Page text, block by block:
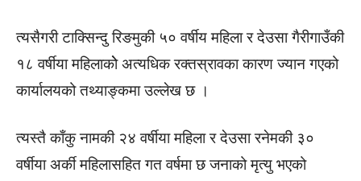
त्यसैगरी टाक्सिन्दु रिङमुकी ५० वर्षीय महिला र देउसा गैरीगाउँकी
१८ वर्षीया महिलाकोे अत्यधिक रक्तस्रावका कारण ज्यान गएको
कार्यालयको तथ्याङ्कमा उल्लेख छ ।
त्यस्तै काँकु नामकी २४ वर्षीया महिला र देउसा रनेमकी ३०
वर्षीया अर्की महिलासहित गत वर्षमा छ जनाको मृत्यु भएको